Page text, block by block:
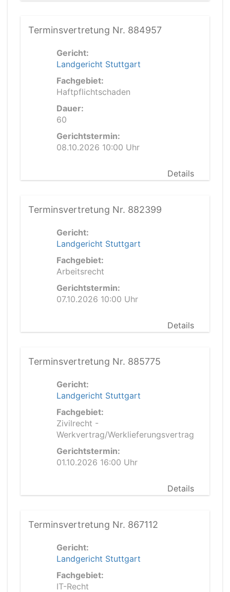
Terminsvertretung Nr. 884957
Gericht:
Landgericht Stuttgart
Fachgebiet:
Haftpflichtschaden
Dauer:
60
Gerichtstermin:
08.10.2026 10:00 Uhr
Details
Terminsvertretung Nr. 882399
Gericht:
Landgericht Stuttgart
Fachgebiet:
Arbeitsrecht
Gerichtstermin:
07.10.2026 10:00 Uhr
Details
Terminsvertretung Nr. 885775
Gericht:
Landgericht Stuttgart
Fachgebiet:
Zivilrecht -
Werkvertrag/Werklieferungsvertrag
Gerichtstermin:
01.10.2026 16:00 Uhr
Details
Terminsvertretung Nr. 867112
Gericht:
Landgericht Stuttgart
Fachgebiet:
IT-Recht